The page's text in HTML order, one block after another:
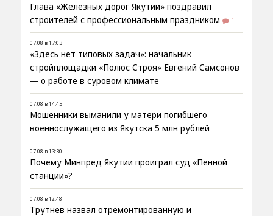
Глава «Железных дорог Якутии» поздравил
строителей с профессиональным праздником
1
07.08 в 17:03
«Здесь нет типовых задач»: начальник
стройплощадки «Полюс Строя» Евгений Самсонов
— о работе в суровом климате
07.08 в 14:45
Мошенники выманили у матери погибшего
военнослужащего из Якутска 5 млн рублей
07.08 в 13:30
Почему Минпред Якутии проиграл суд «Пенной
станции»?
07.08 в 12:48
Трутнев назвал отремонтированную и